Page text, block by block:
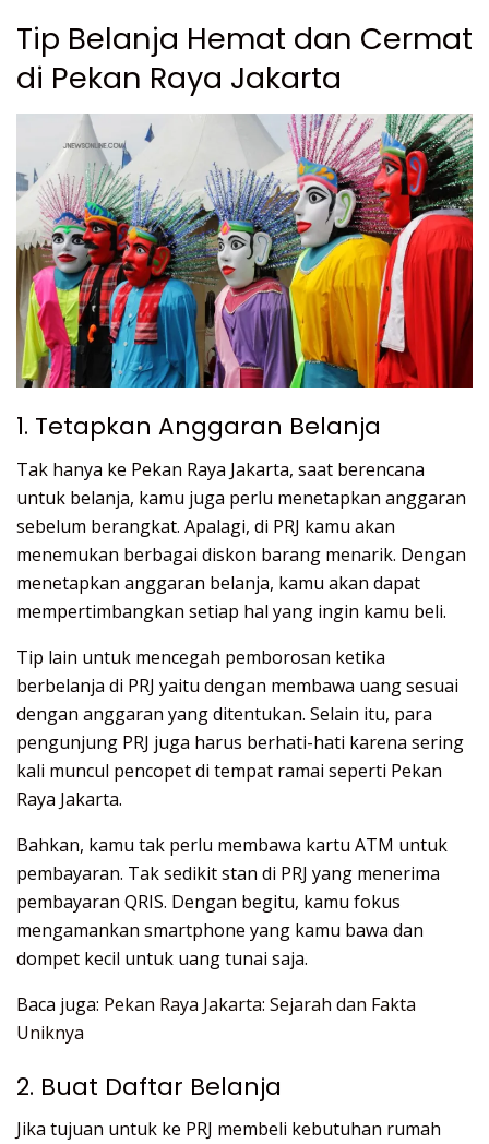
Tip Belanja Hemat dan Cermat
di Pekan Raya Jakarta
1. Tetapkan Anggaran Belanja
Tak hanya ke Pekan Raya Jakarta, saat berencana
untuk belanja, kamu juga perlu menetapkan anggaran
sebelum berangkat. Apalagi, di PRJ kamu akan
menemukan berbagai diskon barang menarik. Dengan
menetapkan anggaran belanja, kamu akan dapat
mempertimbangkan setiap hal yang ingin kamu beli.
Tip lain untuk mencegah pemborosan ketika
berbelanja di PRJ yaitu dengan membawa uang sesuai
dengan anggaran yang ditentukan. Selain itu, para
pengunjung PRJ juga harus berhati-hati karena sering
kali muncul pencopet di tempat ramai seperti Pekan
Raya Jakarta.
Bahkan, kamu tak perlu membawa kartu ATM untuk
pembayaran. Tak sedikit stan di PRJ yang menerima
pembayaran QRIS. Dengan begitu, kamu fokus
mengamankan smartphone yang kamu bawa dan
dompet kecil untuk uang tunai saja.
Baca juga: Pekan Raya Jakarta: Sejarah dan Fakta
Uniknya
2. Buat Daftar Belanja
Jika tujuan untuk ke PRJ membeli kebutuhan rumah